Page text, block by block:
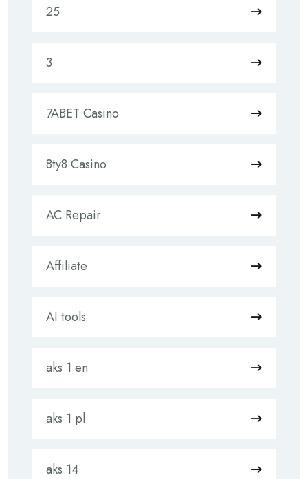
25
3
7ABET Casino
8ty8 Casino
AC Repair
Affiliate
AI tools
aks 1 en
aks 1 pl
aks 14